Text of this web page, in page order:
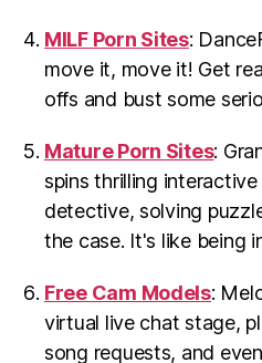
MILF Porn Sites:
move it, move it! Get
offs and bust some
Mature Porn Sites:
spins thrilling
detective, solving
the case. It's like being
Free Cam Models:
virtual live chat stage,
song requests, and